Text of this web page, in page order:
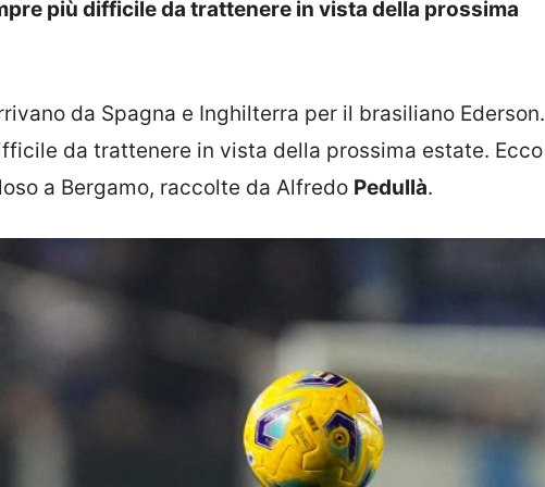
più difficile da trattenere in vista della prossima
da Spagna e Inghilterra per il brasiliano Ederson.
da trattenere in vista della prossima estate. Ecco
a Bergamo, raccolte da Alfredo Pedullà.